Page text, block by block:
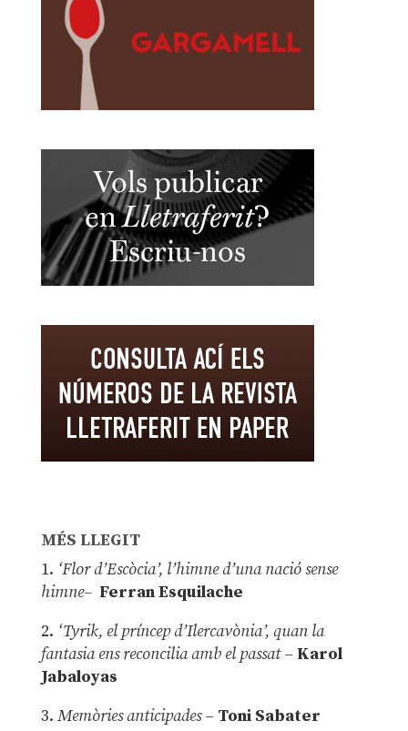
MÉS LLEGIT
1. ‘Flor d’Escòcia’, l’himne d’una nació sense
himne– Ferran Esquilache
2. ‘Tyrik, el príncep d’Ilercavònia’, quan la
fantasia ens reconcilia amb el passat– Karol
Jabaloyas
3. Memòries anticipades– Toni Sabater